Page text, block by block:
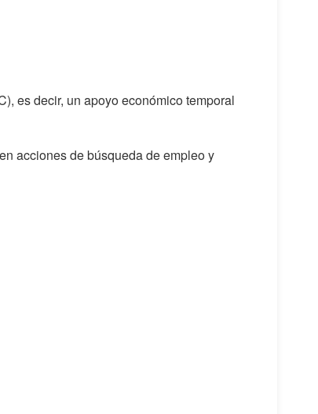
es decir, un apoyo económico temporal
acciones de búsqueda de empleo y